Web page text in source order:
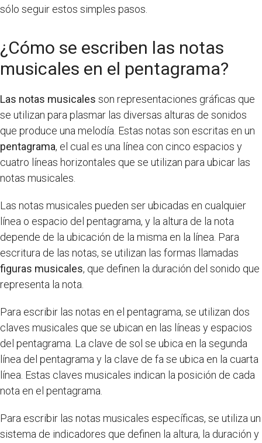
sólo seguir estos simples pasos.
¿Cómo se escriben las notas
musicales en el pentagrama?
Las notas musicales son representaciones gráficas que
se utilizan para plasmar las diversas alturas de sonidos
que produce una melodía. Estas notas son escritas en un
pentagrama, el cual es una línea con cinco espacios y
cuatro líneas horizontales que se utilizan para ubicar las
notas musicales.
Las notas musicales pueden ser ubicadas en cualquier
línea o espacio del pentagrama, y la altura de la nota
depende de la ubicación de la misma en la línea. Para
escritura de las notas, se utilizan las formas llamadas
figuras musicales, que definen la duración del sonido que
representa la nota.
Para escribir las notas en el pentagrama, se utilizan dos
claves musicales que se ubican en las líneas y espacios
del pentagrama. La clave de sol se ubica en la segunda
línea del pentagrama y la clave de fa se ubica en la cuarta
línea. Estas claves musicales indican la posición de cada
nota en el pentagrama.
Para escribir las notas musicales específicas, se utiliza un
sistema de indicadores que definen la altura, la duración y